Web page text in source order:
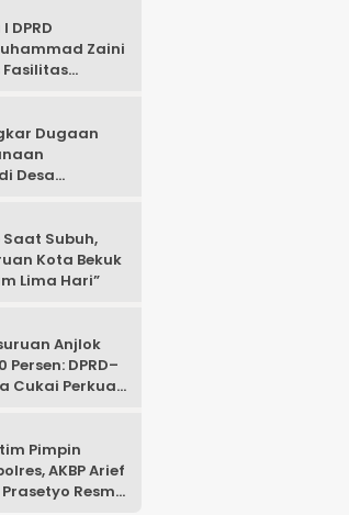
DPRD
Zaini
Fasilitas
Dugaan
Desa
Subuh,
Kota Bekuk
Lima Hari”
Anjlok
DPRD–
Cukai Perkuat
Pimpin
AKBP Arief
Resmi